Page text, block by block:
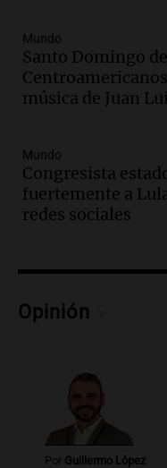
Episodios
Audio.El
las nuevas
Episodios
Audio.Una
del desayuno
conviene
Audio.Mateo,
contra el
para poder
Una mañana
Mundo
Santo Domingo
música de Juan
Mundo
Congresista
fuertemente a
redes sociales
Opinión
Por Guillermo López